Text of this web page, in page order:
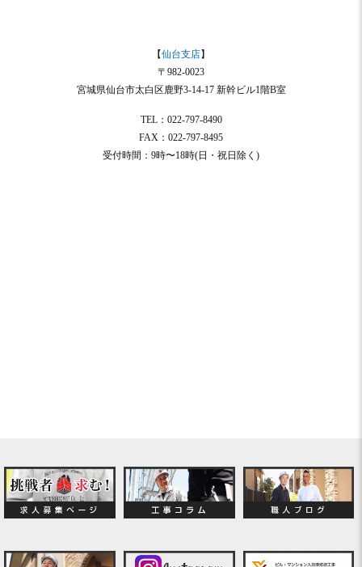
【仙台支店】
〒982-0023
宮城県仙台市太白区鹿野3-14-17 新幹ビル1階B室
TEL：022-797-8490
FAX：022-797-8495
受付時間：9時〜18時(日・祝日除く)